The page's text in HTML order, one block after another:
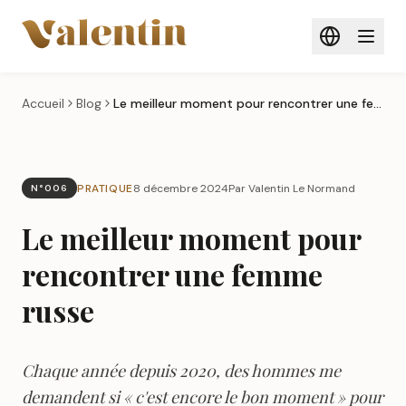
Accueil Blog Le meilleur moment pour rencontrer une femme russe
N°006 PRATIQUE8 décembre 2024Par Valentin Le Normand
Le meilleur moment pour
rencontrer une femme
russe
Chaque année depuis 2020, des hommes me
demandent si « c'est encore le bon moment » pour